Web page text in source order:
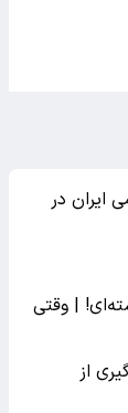
ایران در
| وقتی
ساله | یادگیری از